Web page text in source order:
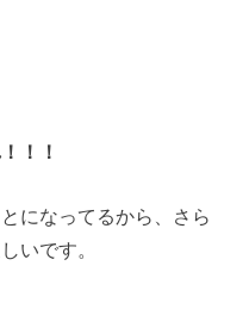
！！
になってるから、さら
いです。